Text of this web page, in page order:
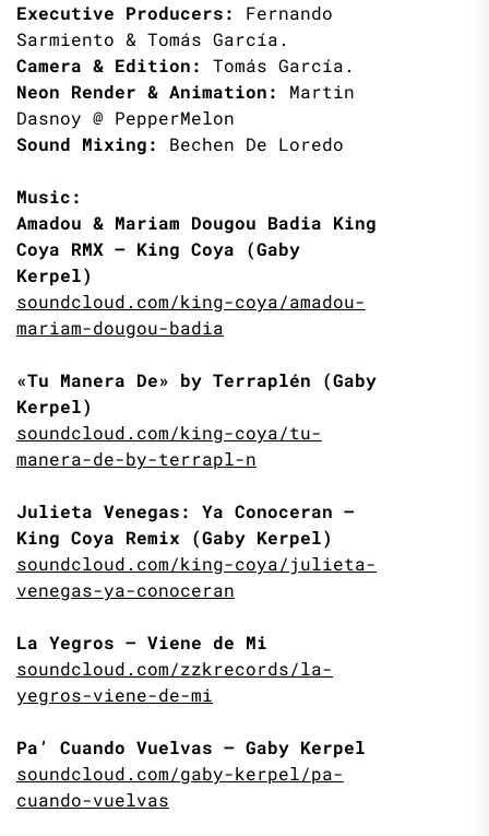
Executive Producers:
Fernando
Sarmiento & Tomás García.
Camera & Edition:
Tomás García.
Neon Render & Animation:
Martin
Dasnoy @ PepperMelon
Sound Mixing:
Bechen De Loredo
Music:
Amadou & Mariam Dougou Badia King
Coya RMX – King Coya (Gaby
Kerpel)
soundcloud.com/king-coya/amadou-
mariam-dougou-badia
«Tu Manera De» by Terraplén (Gaby
Kerpel)
soundcloud.com/king-coya/tu-
manera-de-by-terrapl-n
Julieta Venegas: Ya Conoceran –
King Coya Remix (Gaby Kerpel)
soundcloud.com/king-coya/julieta-
venegas-ya-conoceran
La Yegros – Viene de Mi
soundcloud.com/zzkrecords/la-
yegros-viene-de-mi
Pa’ Cuando Vuelvas – Gaby Kerpel
soundcloud.com/gaby-kerpel/pa-
cuando-vuelvas